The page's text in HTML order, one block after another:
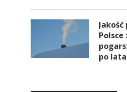
Polsce
po